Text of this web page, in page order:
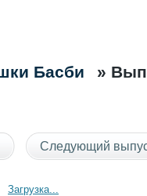
Басби
»
Следующий
Загрузка...